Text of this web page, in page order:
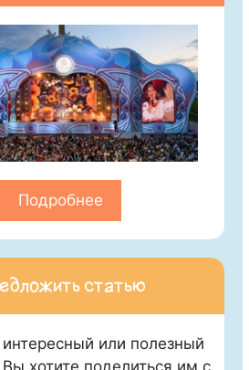
Подробнее
статью
или полезный
хотите поделиться им с